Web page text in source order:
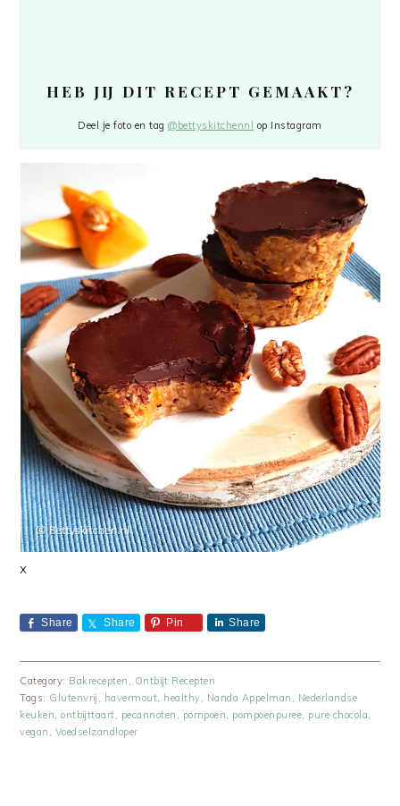
HEB JIJ DIT RECEPT GEMAAKT?
Deel je foto en tag@bettyskitchennl op Instagram
x
Share Share Pin Share
Category: Bakrecepten , Ontbijt Recepten
Tags: Glutenvrij , havermout, healthy, Nanda Appelman , Nederlandse
keuken,ontbijttaart, pecannoten , pompoen, pompoenpuree, pure chocola,
vegan , Voedselzandloper